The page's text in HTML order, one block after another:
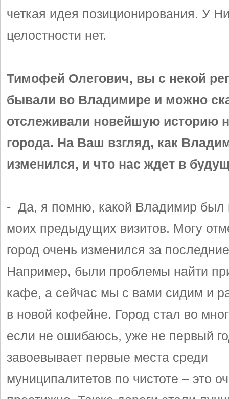
четкая идея позиционирования. У
целостности нет.
Тимофей Олегович, вы с некой
бывали во Владимире и можно
отслеживали новейшую историю
города. На Ваш взгляд, как
изменился, и что нас ждет в
- Да, я помню, какой Владимир был
моих предыдущих визитов. Могу
город очень изменился за
Например, были проблемы найти
кафе, а сейчас мы с вами сидим и
в новой кофейне. Город стал во
если не ошибаюсь, уже не первый
завоевывает первые места среди
муниципалитетов по чистоте – это